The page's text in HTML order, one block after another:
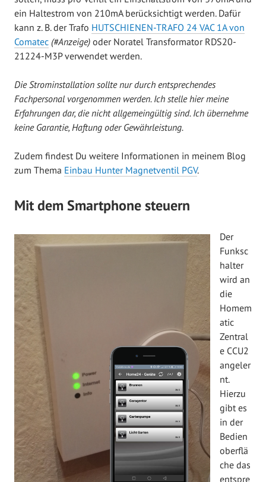
ein Haltestrom von 210mA berücksichtigt werden. Dafür
kann z. B. der Trafo HUTSCHIENEN-TRAFO 24 VAC 1A von
Comatec (#Anzeige) oder Noratel Transformator RDS20-
21224-M3P verwendet werden.
Die Strominstallation sollte nur durch entsprechendes
Fachpersonal vorgenommen werden. Ich stelle hier meine
Erfahrungen dar, die nicht allgemeingültig sind. Ich übernehme
keine Garantie, Haftung oder Gewährleistung.
Zudem findest Du weitere Informationen in meinem Blog
zum Thema Einbau Hunter Magnetventil PGV.
Mit dem Smartphone steuern
Der
Funksc
halter
wird an
die
Homem
atic
Zentral
e CCU2
angeler
nt.
Hierzu
gibt es
in der
Bedien
oberflä
che das
entspre